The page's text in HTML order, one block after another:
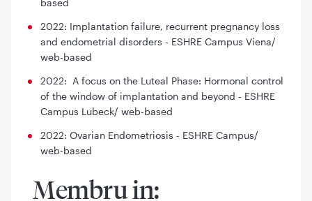
based
2022: Implantation failure, recurrent pregnancy loss
and endometrial disorders - ESHRE Campus Viena/
web-based
2022: A focus on the Luteal Phase: Hormonal control
of the window of implantation and beyond - ESHRE
Campus Lubeck/ web-based
2022: Ovarian Endometriosis - ESHRE Campus/
web-based
Membru in: